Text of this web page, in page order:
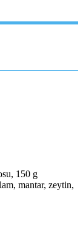
150 g
mantar, zeytin,